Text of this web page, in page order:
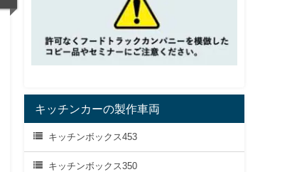
キッチンカーの製作車両
キッチンボックス453
キッチンボックス350